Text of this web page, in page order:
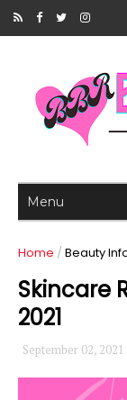
Home / Beauty
Skincare
2021
September 02, 2021